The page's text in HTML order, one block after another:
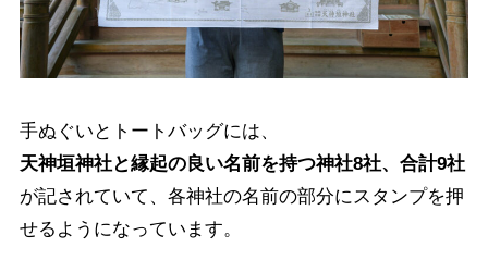
手ぬぐいとトートバッグには、
天神垣神社と縁起の良い名前を持つ神社8社、合計9社
が記されていて、各神社の名前の部分にスタンプを押
せるようになっています。